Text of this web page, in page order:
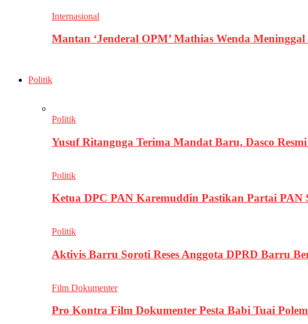
Internasional
Mantan ‘Jenderal OPM’ Mathias Wenda
Politik
Politik
Yusuf Ritangnga Terima Mandat Baru, Dasco
Politik
Ketua DPC PAN Karemuddin Pastikan Partai
Politik
Aktivis Barru Soroti Reses Anggota DPRD Barru
Film Dokumenter
Pro Kontra Film Dokumenter Pesta Babi Tuai